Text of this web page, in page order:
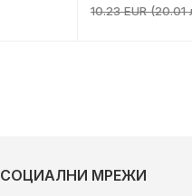
10.23 EUR (20.01
СОЦИАЛНИ МРЕЖИ